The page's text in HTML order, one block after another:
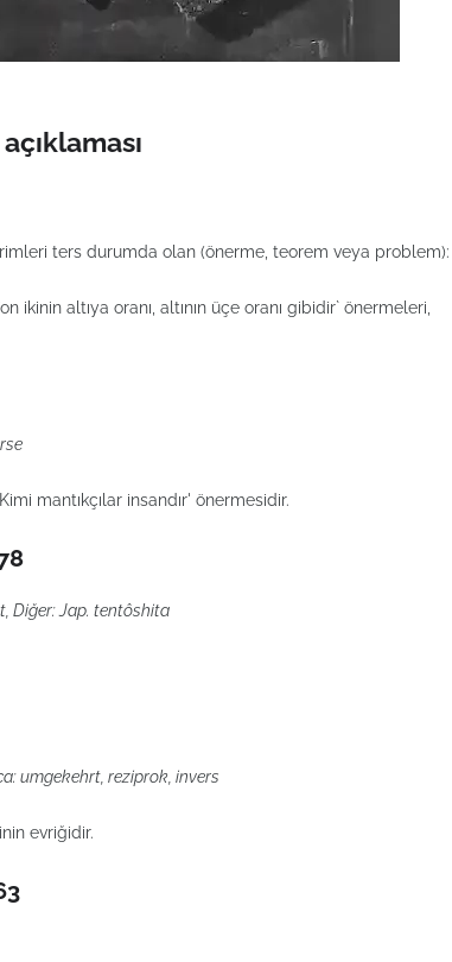
ters durumda olan (önerme, teorem veya problem):
ikinin altıya oranı, altının üçe oranı gibidir` önermeleri,
mantıkçılar insandır' önermesidir.
Diğer: Jap. tentôshita
umgekehrt, reziprok, invers
evriğidir.